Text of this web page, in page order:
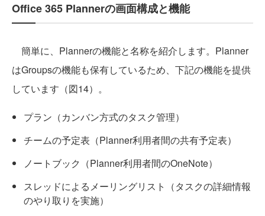
Office 365 Plannerの画面構成と機能
簡単に、Plannerの機能と名称を紹介します。Planner
はGroupsの機能も保有しているため、下記の機能を提供
しています（図14）。
プラン（カンバン方式のタスク管理）
チームの予定表（Planner利用者間の共有予定表）
ノートブック（Planner利用者間のOneNote）
スレッドによるメーリングリスト（タスクの詳細情報
のやり取りを実施）